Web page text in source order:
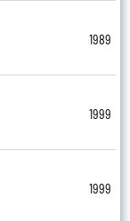
1989
1999
1999